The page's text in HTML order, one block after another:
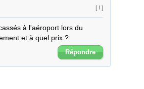
[ ! ]
à l'aéroport lors du
et à quel prix ?
Répondre